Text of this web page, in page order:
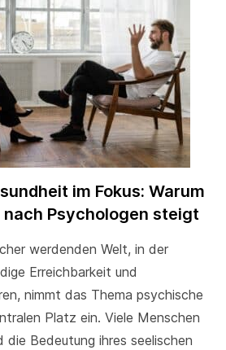
im Fokus: Warum
Psychologen steigt
werdenden Welt, in der
Erreichbarkeit und
nimmt das Thema psychische
Platz ein. Viele Menschen
die Bedeutung ihres seelischen